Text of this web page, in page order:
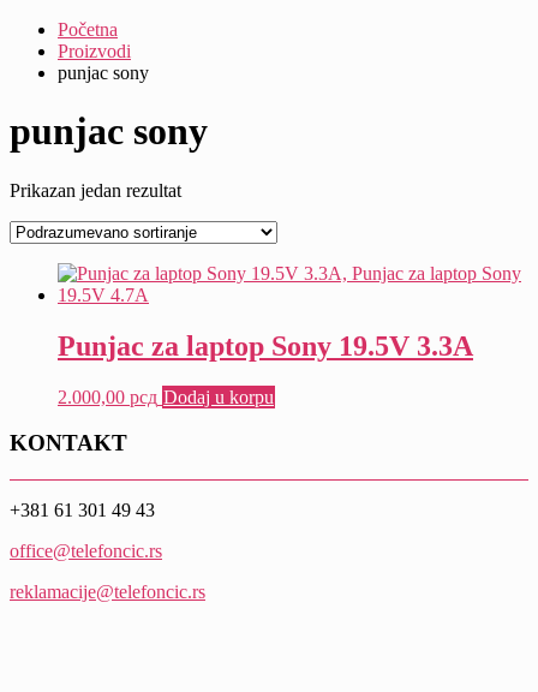
Početna
Proizvodi
punjac sony
punjac sony
Prikazan jedan rezultat
Punjac za laptop Sony 19.5V 3.3A
2.000,00 рсд Dodaj u korpu
KONTAKT
+381 61 301 49 43
office@telefoncic.rs
reklamacije@telefoncic.rs